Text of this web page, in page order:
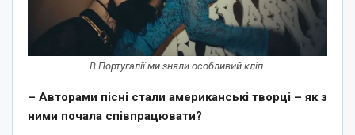
В Португалії ми зняли особливий кліп.
– Авторами пісні стали американські творці – як з
ними почала співпрацювати?